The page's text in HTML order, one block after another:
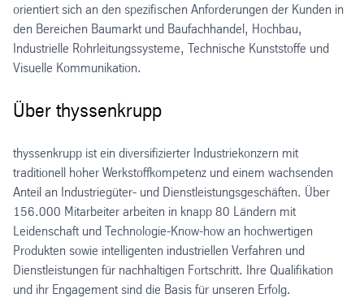
orientiert sich an den spezifischen Anforderungen der Kunden in
den Bereichen Baumarkt und Baufachhandel, Hochbau,
Industrielle Rohrleitungssysteme, Technische Kunststoffe und
Visuelle Kommunikation.
Über thyssenkrupp
thyssenkrupp ist ein diversifizierter Industriekonzern mit
traditionell hoher Werkstoffkompetenz und einem wachsenden
Anteil an Industriegüter- und Dienstleistungsgeschäften. Über
156.000 Mitarbeiter arbeiten in knapp 80 Ländern mit
Leidenschaft und Technologie-Know-how an hochwertigen
Produkten sowie intelligenten industriellen Verfahren und
Dienstleistungen für nachhaltigen Fortschritt. Ihre Qualifikation
und ihr Engagement sind die Basis für unseren Erfolg.